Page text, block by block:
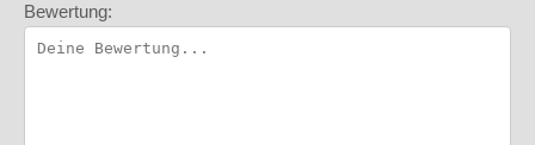
Bewertung: